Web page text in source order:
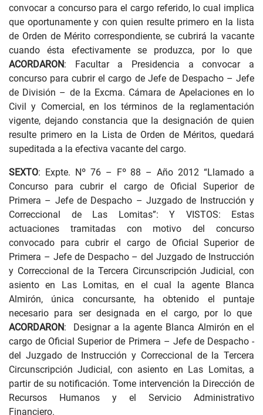
convocar a concurso para el cargo referido, lo cual implica
que oportunamente y con quien resulte primero en la lista
de Orden de Mérito correspondiente, se cubrirá la vacante
cuando ésta efectivamente se produzca, por lo que
ACORDARON: Facultar a Presidencia a convocar a
concurso para cubrir el cargo de Jefe de Despacho – Jefe
de División – de la Excma. Cámara de Apelaciones en lo
Civil y Comercial, en los términos de la reglamentación
vigente, dejando constancia que la designación de quien
resulte primero en la Lista de Orden de Méritos, quedará
supeditada a la efectiva vacante del cargo.
SEXTO: Expte. Nº 76 – Fº 88 – Año 2012 “Llamado a
Concurso para cubrir el cargo de Oficial Superior de
Primera – Jefe de Despacho – Juzgado de Instrucción y
Correccional de Las Lomitas”: Y VISTOS: Estas
actuaciones tramitadas con motivo del concurso
convocado para cubrir el cargo de Oficial Superior de
Primera – Jefe de Despacho – del Juzgado de Instrucción
y Correccional de la Tercera Circunscripción Judicial, con
asiento en Las Lomitas, en el cual la agente Blanca
Almirón, única concursante, ha obtenido el puntaje
necesario para ser designada en el cargo, por lo que
ACORDARON: Designar a la agente Blanca Almirón en el
cargo de Oficial Superior de Primera – Jefe de Despacho -
del Juzgado de Instrucción y Correccional de la Tercera
Circunscripción Judicial, con asiento en Las Lomitas, a
partir de su notificación. Tome intervención la Dirección de
Recursos Humanos y el Servicio Administrativo
Financiero.